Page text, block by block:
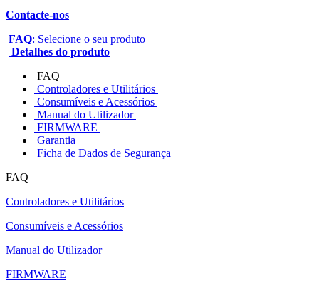
Contacte-nos
FAQ: Selecione o seu produto
Detalhes do produto
FAQ
Controladores e Utilitários
Consumíveis e Acessórios
Manual do Utilizador
FIRMWARE
Garantia
Ficha de Dados de Segurança
FAQ
Controladores e Utilitários
Consumíveis e Acessórios
Manual do Utilizador
FIRMWARE